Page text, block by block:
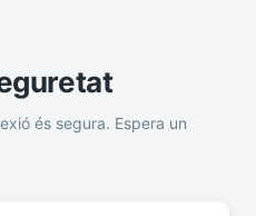
és segura. Espera un